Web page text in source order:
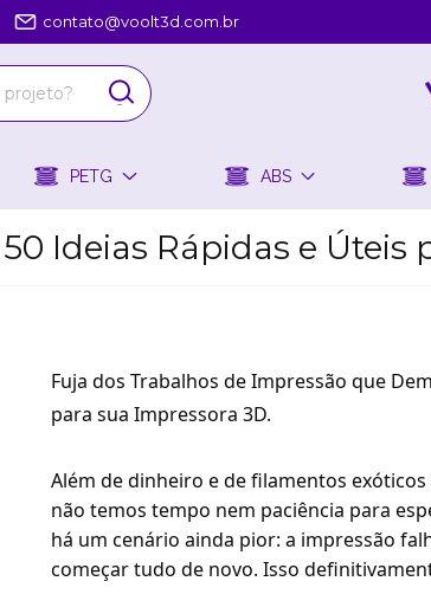
contato@voolt3d.com.br
PETG ABS
50 Ideias Rápidas e Úteis
Fuja dos Trabalhos de Impressão que
para sua Impressora 3D.
Além de dinheiro e de filamentos
não temos tempo nem paciência para
há um cenário ainda pior: a impressão
começar tudo de novo. Isso